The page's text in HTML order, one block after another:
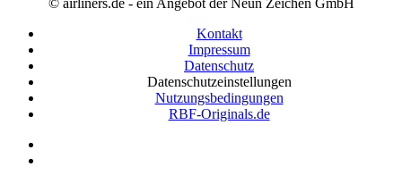
© airliners.de - ein Angebot der Neun Zeichen GmbH
Kontakt
Impressum
Datenschutz
Datenschutzeinstellungen
Nutzungsbedingungen
RBF-Originals.de